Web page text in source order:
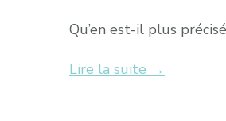
Qu’en est-il plus
Lire la suite →